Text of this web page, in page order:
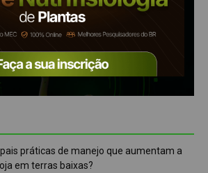
práticas de manejo que aumentam a
em terras baixas?